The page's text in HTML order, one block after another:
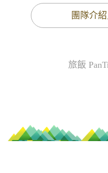
團隊介
旅飯